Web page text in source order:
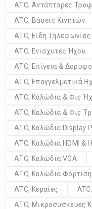
ATC, Αντάπτορες
ATC, Βάσεις Κινητών
ATC, Είδη Τηλεφωνίας
ATC, Ενισχυτές Ήχου
ATC, Επίγεια &
ATC, Επαγγελματικά
ATC, Καλώδια & Φις
ATC, Καλώδια & Φις
ATC, Καλώδια Display
ATC, Καλώδια HDMI &
ATC, Καλώδια VGA
ATC, Καλώδια
ATC, Κεραίες
ATC, Μικροσυσκευές